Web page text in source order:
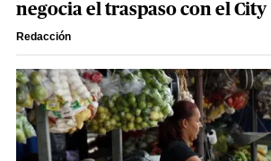
negocia el traspaso con el City
Redacción